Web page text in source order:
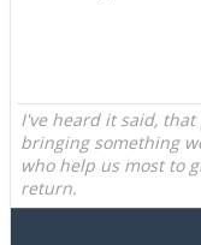
I've heard it said,
bringing something
who help us most to
return.